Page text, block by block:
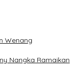
Wenang
Nangka Ramaikan